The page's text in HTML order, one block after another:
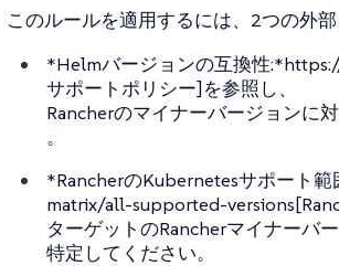
このルールを適用するには、2つの外
*Helmバージョンの互換性
サポートポリシー]を参照し、
Rancherのマイナーバージョンに
。
*RancherのKubernetesサポート
matrix/all-supported-
ターゲットのRancherマイナーバ
特定してください。